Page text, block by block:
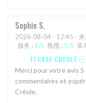
Sophie S
2026-08-04 - 12:45 - 来
服务 : 5/5 氛围 : 5/5 菜
TI CASE CREOLE
Merci pour votre avis
commentaires et
Créole.